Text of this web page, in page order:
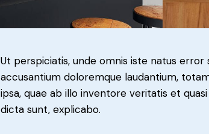
Ut perspiciatis, unde omnis iste natus
accusantium doloremque laudantium,
ipsa, quae ab illo inventore veritatis et
dicta sunt, explicabo.